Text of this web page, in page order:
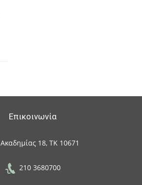
Επικοινωνία
Ακαδημίας 18, ΤΚ 10671
210 3680700